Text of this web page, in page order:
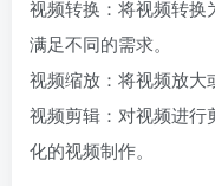
视频转换：将视频转换
满足不同的需求。
视频缩放：将视频放大
视频剪辑：对视频进行
化的视频制作。